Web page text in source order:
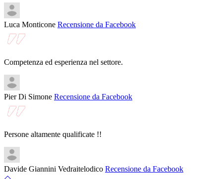
Luca Monticone Recensione da Facebook
Competenza ed esperienza nel settore.
Pier Di Simone Recensione da Facebook
Persone altamente qualificate !!
Davide Giannini Vedraitelodico Recensione da Facebook